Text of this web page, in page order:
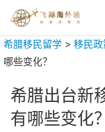
希腊移民留学 > 移民政
哪些变化？
希腊出台新
有哪些变化？